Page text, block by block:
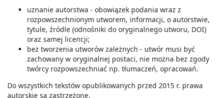
uznanie autorstwa - obowiązek podania wraz z
rozpowszechnionym utworem, informacji, o autorstwie,
tytule, źródle (odnośniki do oryginalnego utworu, DOI)
oraz samej licencji;
bez tworzenia utworów zależnych - utwór musi być
zachowany w oryginalnej postaci, nie można bez zgody
twórcy rozpowszechniać np. tłumaczeń, opracowań.
Do wszystkich tekstów opublikowanych przed 2015 r. prawa
autorskie są zastrzeżone.